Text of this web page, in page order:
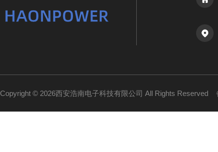
Copyright © 2026西安浩南电子科技有限公司 All Rights Reserved